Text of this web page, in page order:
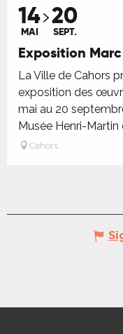
14
MAI
20
SEPT.
Exposition
La Ville de Cahors
exposition des
mai au 20
Musée Henri-Martin
Cahors